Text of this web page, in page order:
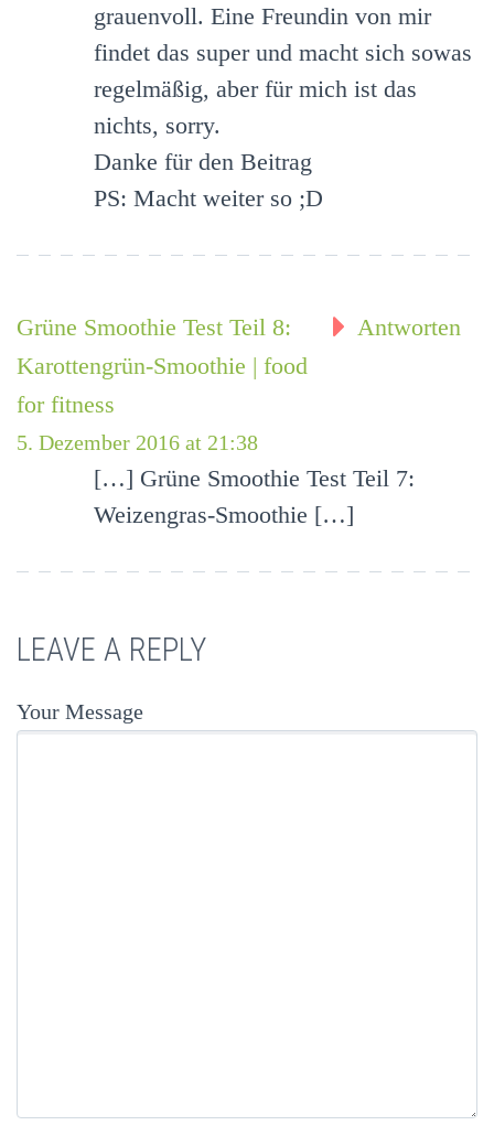
grauenvoll. Eine Freundin von mir
findet das super und macht sich sowas
regelmäßig, aber für mich ist das
nichts, sorry.
Danke für den Beitrag
PS: Macht weiter so ;D
Grüne Smoothie Test Teil 8:
Karottengrün-Smoothie | food
for fitness
5. Dezember 2016 at 21:38
Antworten
[…] Grüne Smoothie Test Teil 7:
Weizengras-Smoothie […]
LEAVE A REPLY
Your Message